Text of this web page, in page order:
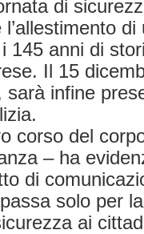
di
145 anni di
Il 15
infine
corso del
– ha
di
solo per
ai